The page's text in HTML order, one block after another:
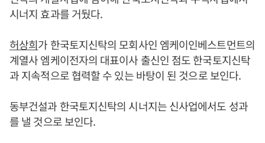
시너지 효과를 거뒀다.
허상희가 한국토지신탁의 모회사인 엠케이인베스트먼트의
계열사 엠케이전자의 대표이사 출신인 점도 한국토지신탁
과 지속적으로 협력할 수 있는 바탕이 된 것으로 보인다.
동부건설과 한국토지신탁의 시너지는 신사업에서도 성과
를 낼 것으로 보인다.